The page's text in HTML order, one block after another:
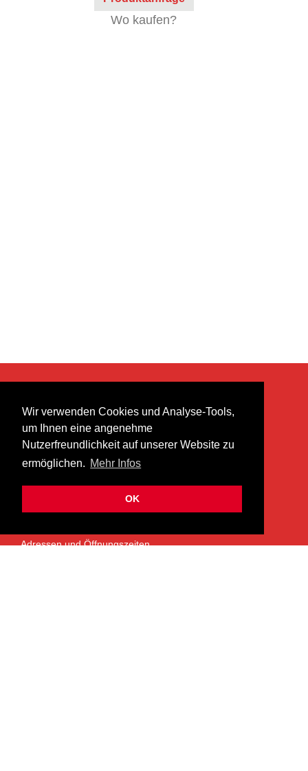
Wir verwenden Cookies und Analyse-Tools,
um Ihnen eine angenehme
Nutzerfreundlichkeit auf unserer Website zu
ermöglichen. Mehr Infos
OK
Wo kaufen?
heer musik ag
Lättenstrasse 35
8952 Schlieren
info@heermusic.com
ÜBER UNS
Adressen und Öffnungszeiten